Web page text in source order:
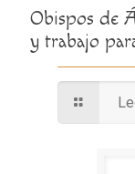
Obispos de
y trabajo